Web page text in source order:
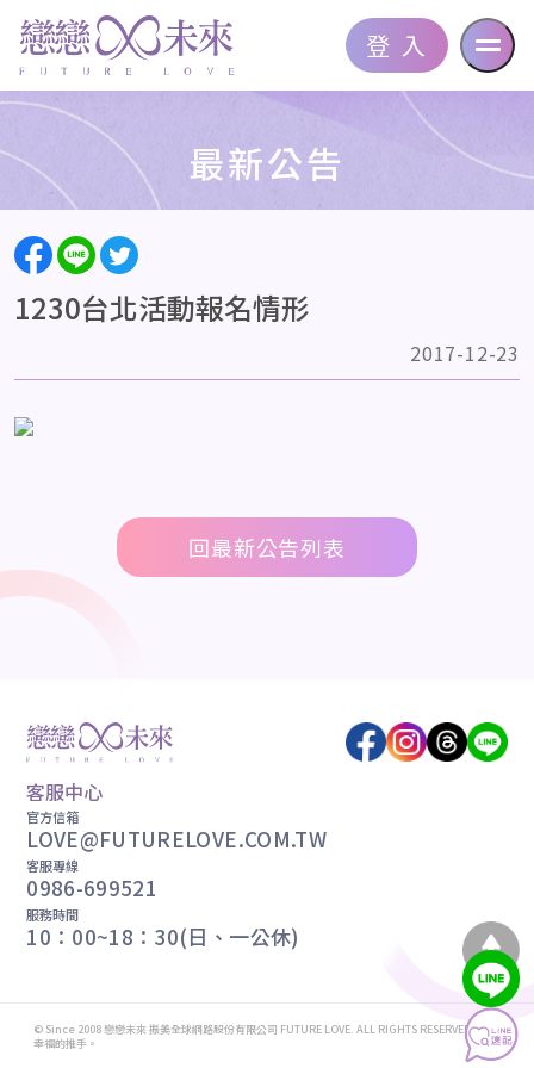
登 入
最新公告
1230台北活動報名情形
2017-12-23
回最新公告列表
客服中心
官方信箱
LOVE@FUTURELOVE.COM.TW
客服專線
0986-699521
服務時間
10：00~18：30(日、一公休)
© Since 2008 戀戀未來 振美全球網路股份有限公司 FUTURE LOVE. ALL RIGHTS RESERVED. 轉動
幸福的推手。